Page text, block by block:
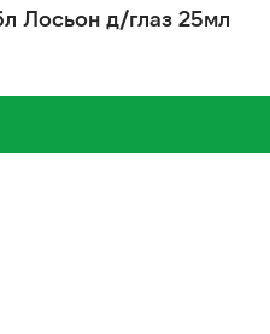
Лосьон д/глаз 25мл